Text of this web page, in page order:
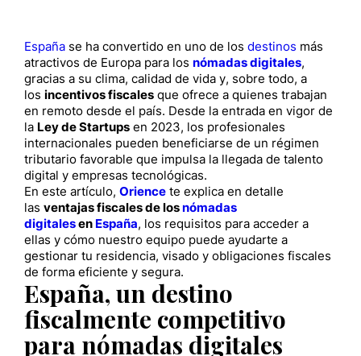
España se ha convertido en uno de los destinos más
atractivos de Europa para los nómadas digitales,
gracias a su clima, calidad de vida y, sobre todo, a
los incentivos fiscales que ofrece a quienes trabajan
en remoto desde el país. Desde la entrada en vigor de
la Ley de Startups en 2023, los profesionales
internacionales pueden beneficiarse de un régimen
tributario favorable que impulsa la llegada de talento
digital y empresas tecnológicas.
En este artículo, Orience te explica en detalle
las ventajas fiscales de losnómadas
digitalesen España, los requisitos para acceder a
ellas y cómo nuestro equipo puede ayudarte a
gestionar tu residencia, visado y obligaciones fiscales
de forma eficiente y segura.
España, un destino
fiscalmente competitivo
para nómadas digitales